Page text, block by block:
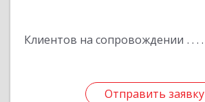
Клиентов на сопровождении
Отправить заявку
Отправить заявку